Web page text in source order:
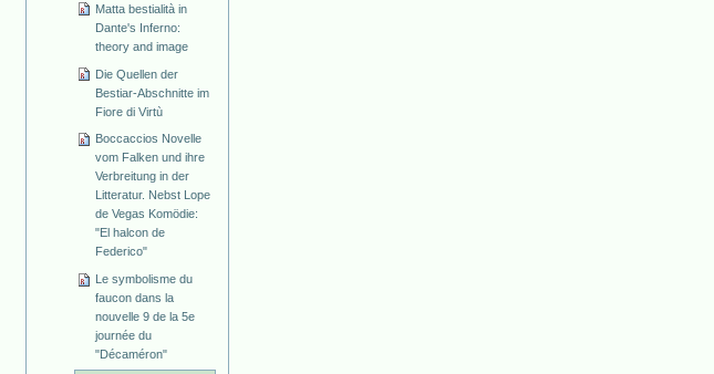
Matta bestialità in
Dante's Inferno:
theory and image
Die Quellen der
Bestiar-Abschnitte im
Fiore di Virtù
Boccaccios Novelle
vom Falken und ihre
Verbreitung in der
Litteratur. Nebst Lope
de Vegas Komödie:
"El halcon de
Federico"
Le symbolisme du
faucon dans la
nouvelle 9 de la 5e
journée du
"Décaméron"